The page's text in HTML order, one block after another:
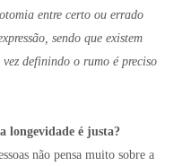
entre certo ou errado
sendo que existem
vez definindo o rumo é preciso
longevidade é justa?
não pensa muito sobre a